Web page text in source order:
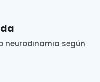
neurodinamia según